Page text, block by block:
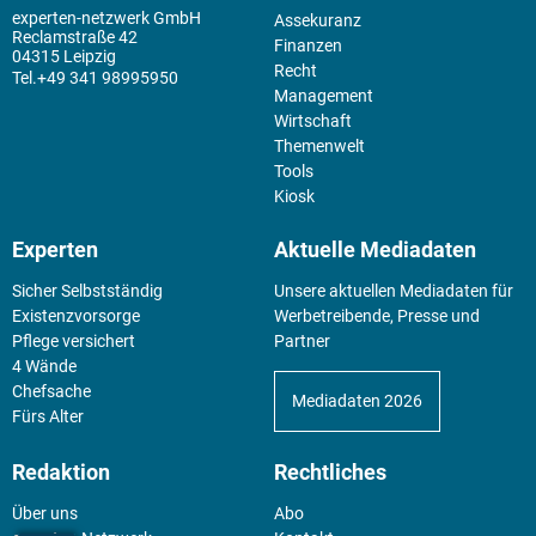
experten-netzwerk GmbH
Reclamstraße 42
04315 Leipzig
+49 341 98995950
Assekuranz
Finanzen
Recht
Management
Wirtschaft
Themenwelt
Tools
Kiosk
Experten
Sicher Selbstständig
Existenz­vorsorge
Pflege versichert
4 Wände
Chefsache
Fürs Alter
Aktuelle Mediadaten
Unsere aktuellen Mediadaten für
Werbetreibende, Presse und
Partner
Mediadaten 2026
Redaktion
Über uns
Rechtliches
Abo